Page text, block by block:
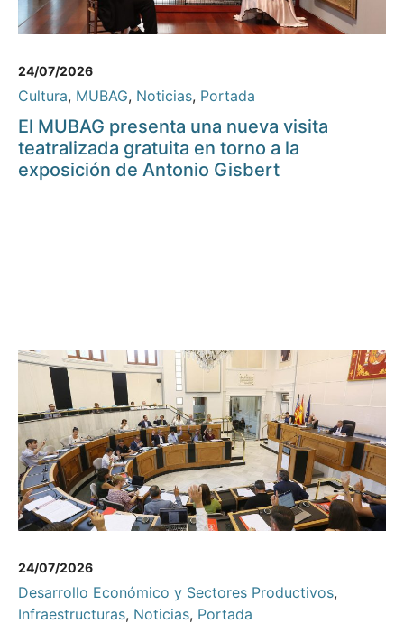
24/07/2026
Cultura, MUBAG, Noticias, Portada
El MUBAG presenta una nueva visita
teatralizada gratuita en torno a la
exposición de Antonio Gisbert
24/07/2026
Desarrollo Económico y Sectores Productivos,
Infraestructuras, Noticias, Portada